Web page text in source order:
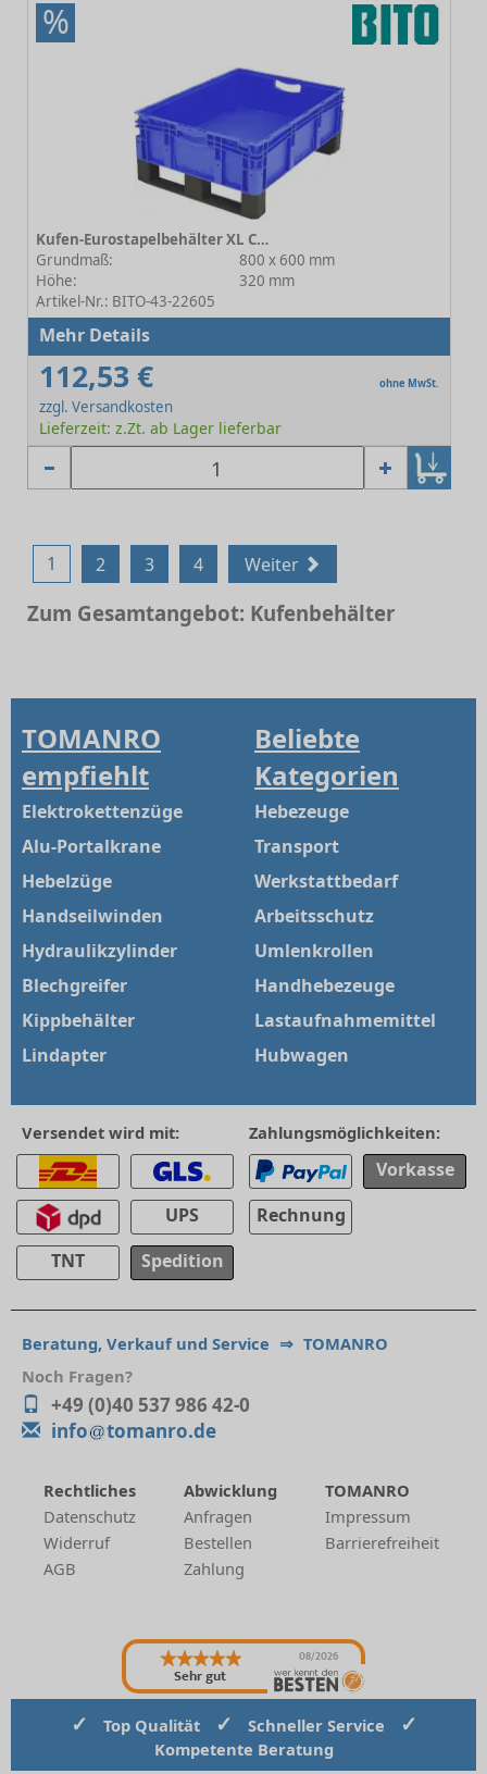
%
Kufen-Eurostapelbehälter XL C0292-0068
Grundmaß:
800 x 600 mm
Höhe:
320 mm
Artikel-Nr.: BITO-43-22605
Mehr Details
112,53 € ohne MwSt.
zzgl. Versandkosten
Lieferzeit: z.Zt. ab Lager lieferbar
1 2 3 4 Weiter
Zum Gesamtangebot: Kufenbehälter
TOMANRO
empfiehlt
Elektrokettenzüge
Alu-Portalkrane
Hebelzüge
Handseilwinden
Hydraulikzylinder
Blechgreifer
Kippbehälter
Lindapter
Beliebte
Kategorien
Hebezeuge
Transport
Werkstattbedarf
Arbeitsschutz
Umlenkrollen
Handhebezeuge
Lastaufnahmemittel
Hubwagen
Versendet wird mit:
UPS
TNT
Spedition
Zahlungsmöglichkeiten:
Vorkasse
Rechnung
Beratung, Verkauf und Service ⇒ TOMANRO
Noch Fragen?
+49 (0)40 537 986 42-0
info
tomanro.de
Rechtliches
Datenschutz
Widerruf
AGB
Abwicklung
Anfragen
Bestellen
Zahlung
TOMANRO
Impressum
Barrierefreiheit
Sehr gut
08/2026
✓ Top Qualität ✓ Schneller Service ✓
Kompetente Beratung